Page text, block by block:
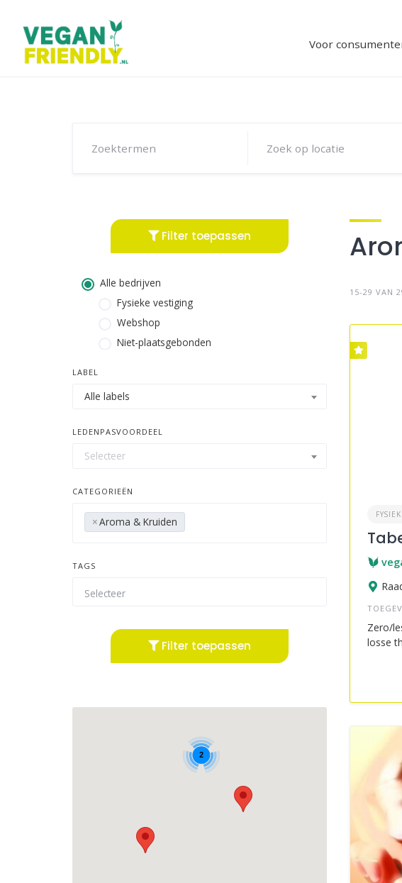
content
Voor
Filter toepassen
Alle bedrijven
Fysieke vestiging
Webshop
Niet-plaatsgebonden
LABEL
Alle labels
LEDENPASVOORDEEL
Selecteer
CATEGORIEËN
×Aroma & Kruiden
TAGS
Filter toepassen
2
15-29 VAN
Zero/
losse